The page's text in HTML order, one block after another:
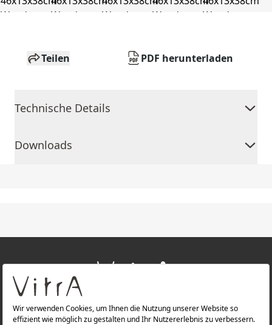
Teilen PDF herunterladen
Technische Details
Downloads